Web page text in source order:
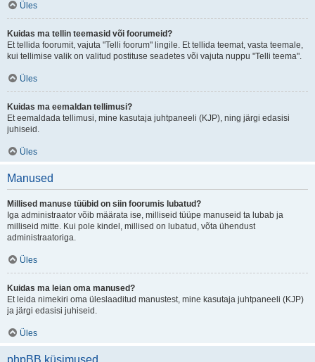
Üles
Kuidas ma tellin teemasid või foorumeid?
Et tellida foorumit, vajuta "Telli foorum" lingile. Et tellida teemat, vasta teemale,
kui tellimise valik on valitud postituse seadetes või vajuta nuppu "Telli teema".
Üles
Kuidas ma eemaldan tellimusi?
Et eemaldada tellimusi, mine kasutaja juhtpaneeli (KJP), ning järgi edasisi
juhiseid.
Üles
Manused
Millised manuse tüübid on siin foorumis lubatud?
Iga administraator võib määrata ise, milliseid tüüpe manuseid ta lubab ja
milliseid mitte. Kui pole kindel, millised on lubatud, võta ühendust
administraatoriga.
Üles
Kuidas ma leian oma manused?
Et leida nimekiri oma üleslaaditud manustest, mine kasutaja juhtpaneeli (KJP)
ja järgi edasisi juhiseid.
Üles
phpBB küsimused